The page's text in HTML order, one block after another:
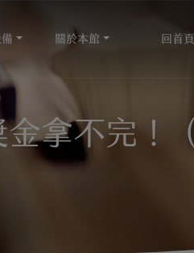
關於本館 回首頁
金拿不完！